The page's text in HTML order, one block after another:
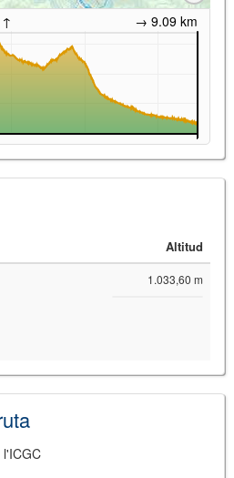
Leaflet
its contributors
Institut Cartogràfic i Geològic de
→ 9.09 km
Altitud
1.033,60 m